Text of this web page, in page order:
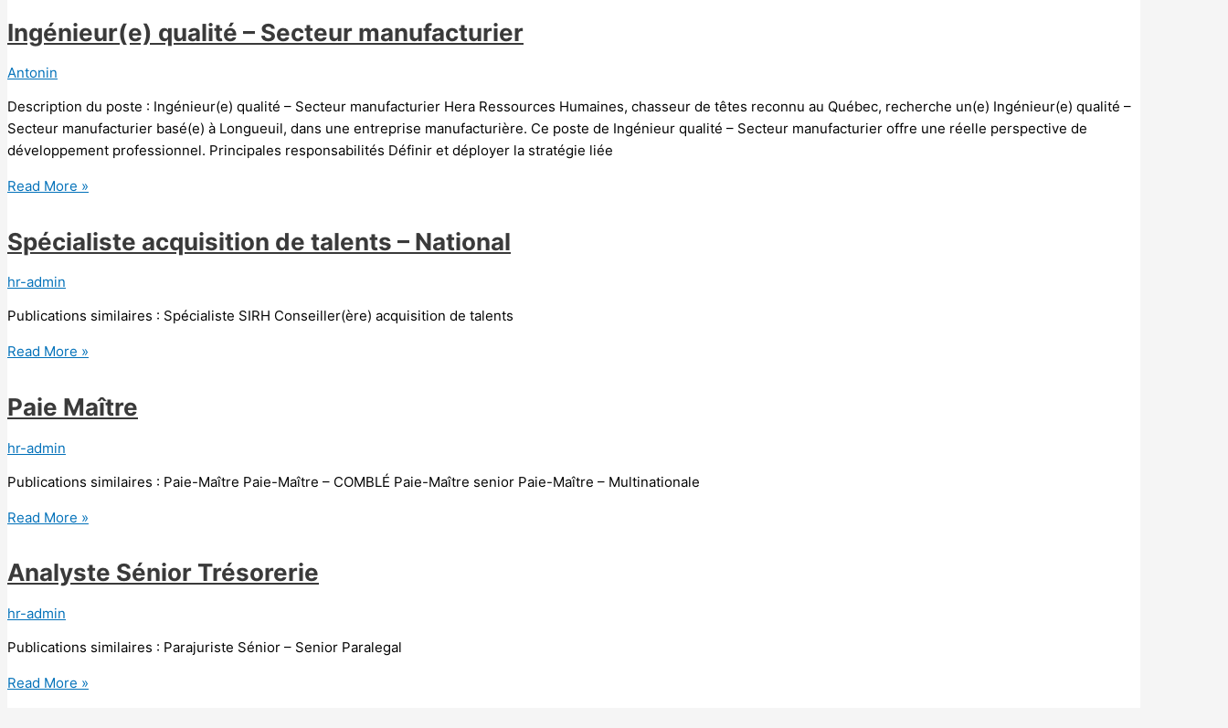
Ingénieur(e) qualité – Secteur manufacturier
Antonin
Description du poste : Ingénieur(e) qualité – Secteur manufacturier Hera Ressources Humaines, chasseur de têtes reconnu au Québec, recherche un(e) Ingénieur(e) qualité –
Secteur manufacturier basé(e) à Longueuil, dans une entreprise manufacturière. Ce poste de Ingénieur qualité – Secteur manufacturier offre une réelle perspective de
développement professionnel. Principales responsabilités Définir et déployer la stratégie liée
Read More »
Spécialiste acquisition de talents – National
hr-admin
Publications similaires : Spécialiste SIRH Conseiller(ère) acquisition de talents
Read More »
Paie Maître
hr-admin
Publications similaires : Paie-Maître Paie-Maître – COMBLÉ Paie-Maître senior Paie-Maître – Multinationale
Read More »
Analyste Sénior Trésorerie
hr-admin
Publications similaires : Parajuriste Sénior – Senior Paralegal
Read More »